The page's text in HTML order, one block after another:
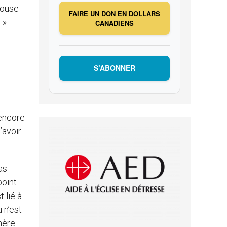
»
lié à
FAIRE UN DON EN DOLLARS
CANADIENS
S’ABONNER